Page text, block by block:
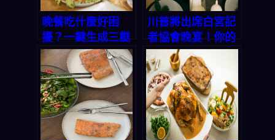
晚餐吃什麼好困
擾？一鍵生成三餸
一湯 App 幫你搞
定！解開選擇困難
的終極攻略
川普將出席白宮記
者協會晚宴！你的
晚餐想好了嗎？
「三餸一湯」智能
菜單讓你不再為吃
飯發愁